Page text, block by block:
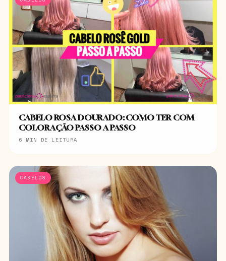
CABELO ROSA DOURADO: COMO TER COM
COLORAÇÃO PASSO A PASSO
6 MIN DE LEITURA
CABELOS